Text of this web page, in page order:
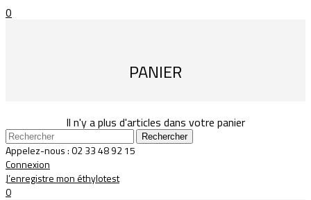
0
PANIER
Il n'y a plus d'articles dans votre panier
Rechercher
Appelez-nous :02 33 48 92 15
Connexion
J’enregistre mon éthylotest
0